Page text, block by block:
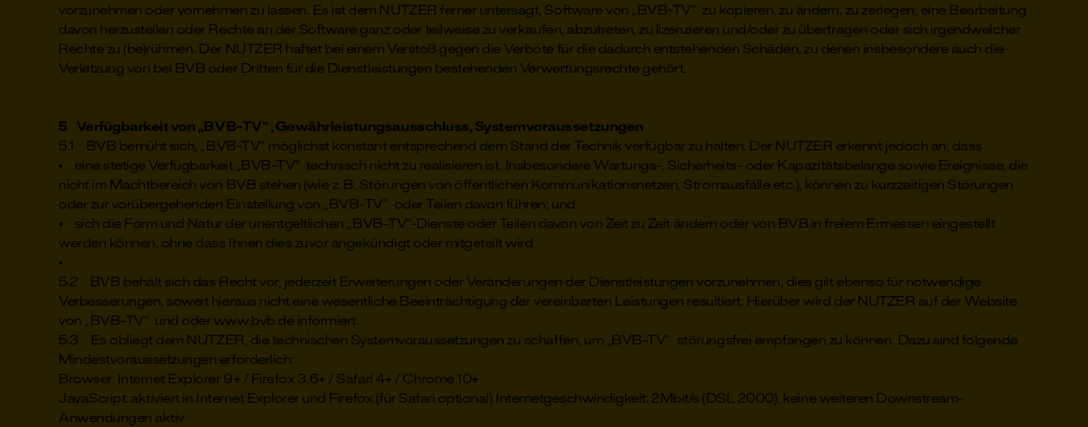
vorzunehmen oder vornehmen zu lassen. Es ist dem NUTZER ferner untersagt, Software von „BVB-TV“ zu kopieren, zu ändern, zu zerlegen, eine Bearbeitung
davon herzustellen oder Rechte an der Software ganz oder teilweise zu verkaufen, abzutreten, zu lizenzieren und/oder zu übertragen oder sich irgendwelcher
Rechte zu (be)rühmen. Der NUTZER haftet bei einem Verstoß gegen die Verbote für die dadurch entstehenden Schäden, zu denen insbesondere auch die
Verletzung von bei BVB oder Dritten für die Dienstleistungen bestehenden Verwertungsrechte gehört.
5 Verfügbarkeit von „BVB-TV“ , Gewährleistungsausschluss, Systemvoraussetzungen
5.1 BVB bemüht sich, „BVB-TV“ möglichst konstant entsprechend dem Stand der Technik verfügbar zu halten. Der NUTZER erkennt jedoch an, dass
• eine stetige Verfügbarkeit „BVB-TV“ technisch nicht zu realisieren ist. Insbesondere Wartungs-, Sicherheits- oder Kapazitätsbelange sowie Ereignisse, die
nicht im Machtbereich von BVB stehen (wie z. B. Störungen von öffentlichen Kommunikationsnetzen, Stromausfälle etc.), können zu kurzzeitigen Störungen
oder zur vorübergehenden Einstellung von „BVB-TV“ oder Teilen davon führen; und
• sich die Form und Natur der unentgeltlichen „BVB-TV“-Dienste oder Teilen davon von Zeit zu Zeit ändern oder von BVB in freiem Ermessen eingestellt
werden können, ohne dass Ihnen dies zuvor angekündigt oder mitgeteilt wird.
•
5.2 BVB behält sich das Recht vor, jederzeit Erweiterungen oder Veränderungen der Dienstleistungen vorzunehmen, dies gilt ebenso für notwendige
Verbesserungen, soweit hieraus nicht eine wesentliche Beeinträchtigung der vereinbarten Leistungen resultiert. Hierüber wird der NUTZER auf der Website
von „BVB-TV“ und oder www.bvb.de informiert.
5.3 Es obliegt dem NUTZER, die technischen Systemvoraussetzungen zu schaffen, um „BVB-TV“ störungsfrei empfangen zu können. Dazu sind folgende
Mindestvoraussetzungen erforderlich:
Browser: Internet Explorer 9+ / Firefox 3.6+ / Safari 4+ / Chrome 10+
JavaScript: aktiviert in Internet Explorer und Firefox (für Safari optional) Internetgeschwindigkeit: 2Mbit/s (DSL 2000), keine weiteren Downstream-
Anwendungen aktiv